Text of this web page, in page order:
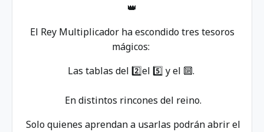
👑
El Rey Multiplicador ha escondido tres tesoros
mágicos:
Las tablas del 2️⃣el 5️⃣ y el 🔟.
En distintos rincones del reino.
Solo quienes aprendan a usarlas podrán abrir el